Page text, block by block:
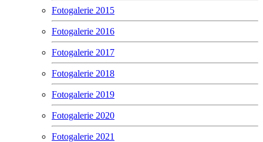
Fotogalerie 2015
Fotogalerie 2016
Fotogalerie 2017
Fotogalerie 2018
Fotogalerie 2019
Fotogalerie 2020
Fotogalerie 2021